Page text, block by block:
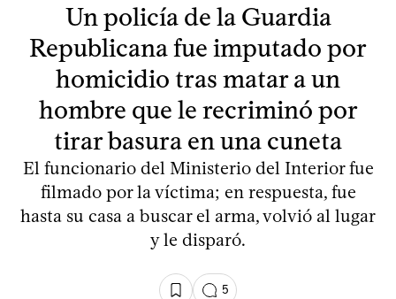
Un policía de la Guardia
Republicana fue imputado por
homicidio tras matar a un
hombre que le recriminó por
tirar basura en una cuneta
El funcionario del Ministerio del Interior fue
filmado por la víctima; en respuesta, fue
hasta su casa a buscar el arma, volvió al lugar
y le disparó.
5